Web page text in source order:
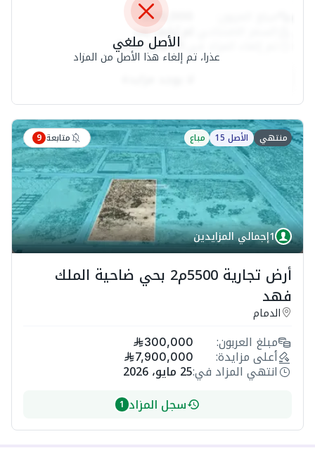
20,000
لم يُضَف بعد
21 مايو، 2026
الأصل ملغي
عذرا، تم إلغاء هذا الأصل من المزاد
منتهي الأصل 15 مباع متابعة 9
1إجمالي المزايدين
أرض تجارية 5500م2 بحي ضاحية الملك
فهد
الدمام
مبلغ العربون: 300,000
أعلى مزايدة: 7,900,000
انتهي المزاد في:25 مايو، 2026
سجل المزاد 1